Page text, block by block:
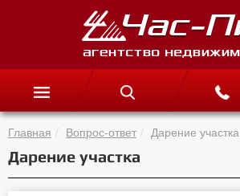
Главная Вопрос-ответ Дарение участка
Дарение участка